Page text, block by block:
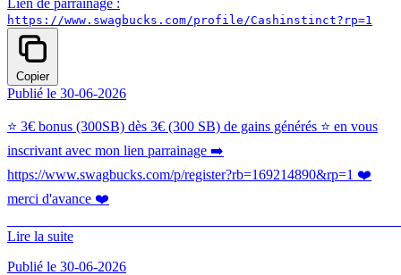
https://www.swagbucks.com/profile/Cashinstinct?rp=1
Copier
Publié le 30-06-2026
⭐ 3€ bonus (300SB) dès 3€ (300 SB) de gains générés ⭐ en vous
inscrivant avec mon lien parrainage ➡️
https://www.swagbucks.com/p/register?rb=169214890&rp=1 ❤️
merci d'avance ❤️
Lire la suite
Publié le 30-06-2026